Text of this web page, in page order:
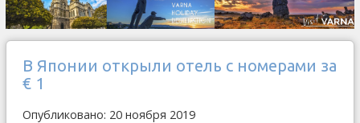
В Японии открыли отель с номерами за
€ 1
Опубликовано: 20 ноября 2019